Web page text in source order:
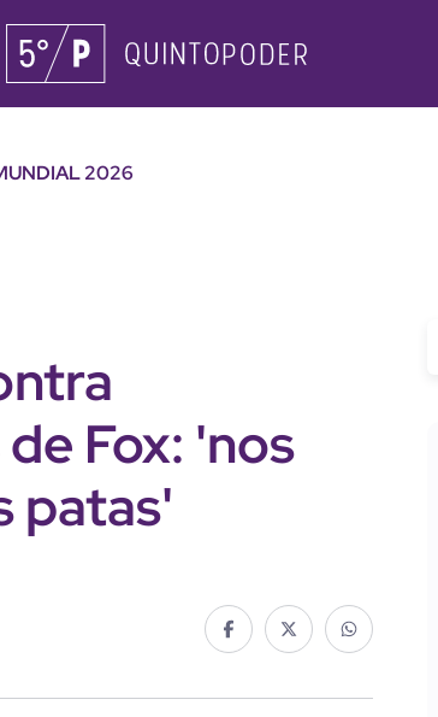
2026
Fox: 'nos
patas'